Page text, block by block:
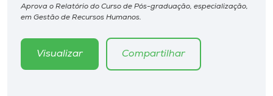
Editora
Rádio
Aprova o Relatório do Curso de Pós-graduação, especialização,
em Gestão de Recursos Humanos.
Visualizar Compartilhar